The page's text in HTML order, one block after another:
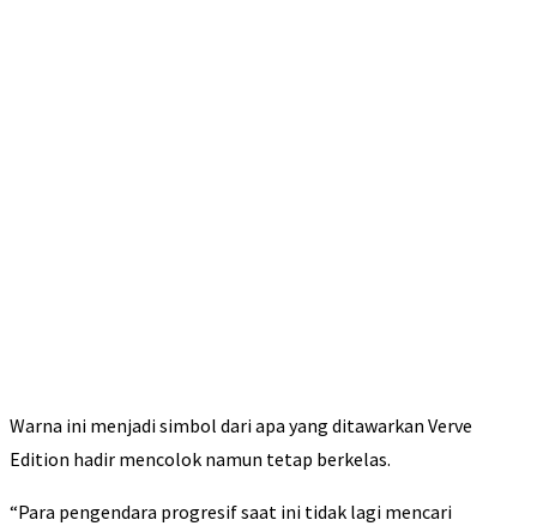
Warna ini menjadi simbol dari apa yang ditawarkan Verve
Edition hadir mencolok namun tetap berkelas.
“Para pengendara progresif saat ini tidak lagi mencari